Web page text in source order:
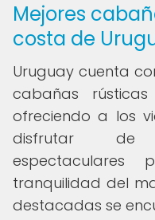
Mejores
costa de
Uruguay cuenta
cabañas
ofreciendo a los
disfrutar de
tranquilidad del
destacadas se